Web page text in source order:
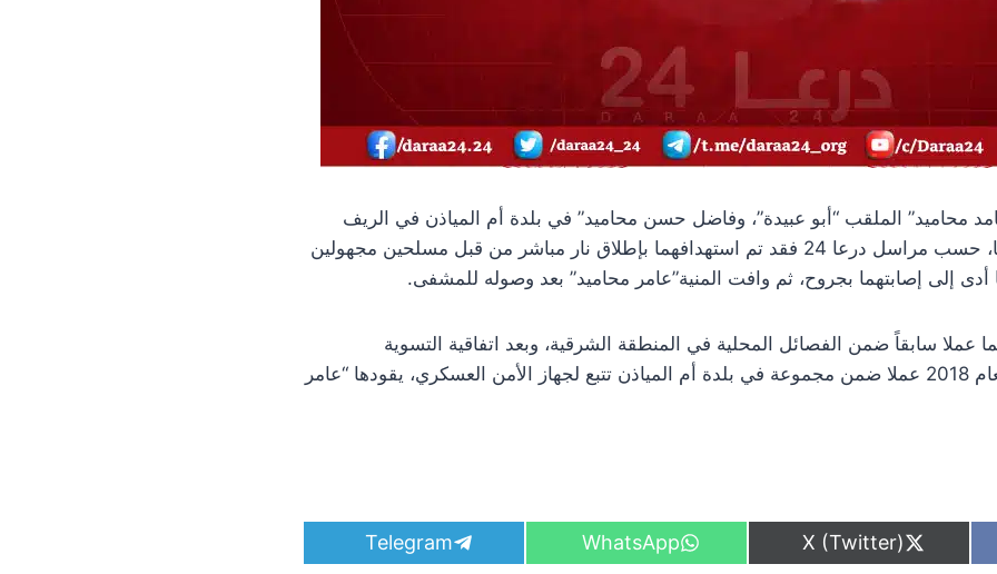
محاميد” الملقب “أبو عبيدة”، وفاضل حسن محاميد” في بلدة أم المياذن في الريف
الشرقي من محافظة درعا، حسب مراسل درعا 24 فقد تم استهدافهما بإطلاق نار مباشر من قبل مسلحين مجهولين
أدى إلى إصابتهما بجروح، ثم وافت المنية”عامر محاميد” بعد وصوله للمشفى.
عملا سابقاً ضمن الفصائل المحلية في المنطقة الشرقية، وبعد اتفاقية التسوية
والمصالحة في منتصف العام 2018 عملا ضمن مجموعة في بلدة أم المياذن تتبع لجهاز الأمن العسكري، يقودها “عامر
S
h
X (Twitter)
S
h
WhatsApp
S
h
Telegram